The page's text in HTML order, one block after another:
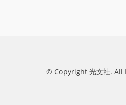
© Copyright 光文社. All